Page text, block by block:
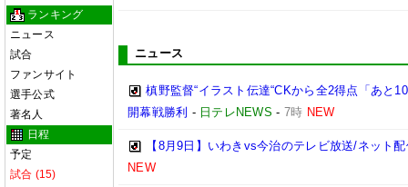
ランキング
ニュース
試合
ファンサイト
選手公式
著名人
日程
予定
試合 (15)
ニュース
槙野監督“イラスト伝達“CKから全2得点「あと
開幕戦勝利 - 日テレNEWS - 7時 NEW
【8月9日】いわきvs今治のテレビ放送/ネット
NEW